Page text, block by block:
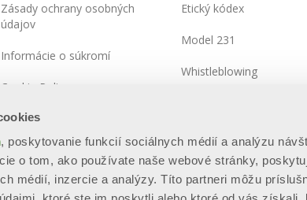
, poskytovanie funkcií sociálnych médií a analýzu
o tom, ako používate naše webové stránky,
médií, inzercie a analýzy. Títo partneri môžu
Zásady ochrany osobných
údajov
Informácie o súkromí
Cookie Policy
Integrated Systems Policy
Mapa stránok
Etický kódex
Model 231
Whistleblowing